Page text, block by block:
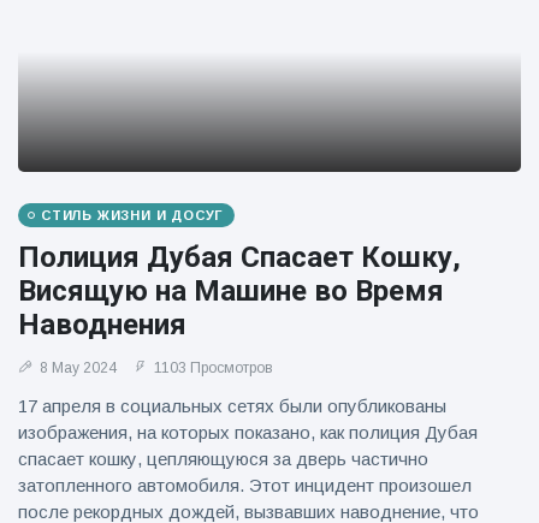
СТИЛЬ ЖИЗНИ И ДОСУГ
Полиция Дубая Спасает Кошку,
Висящую на Машине во Время
Наводнения
8 May 2024 1103 Просмотров
17 апреля в социальных сетях были опубликованы
изображения, на которых показано, как полиция Дубая
спасает кошку, цепляющуюся за дверь частично
затопленного автомобиля. Этот инцидент произошел
после рекордных дождей, вызвавших наводнение, что